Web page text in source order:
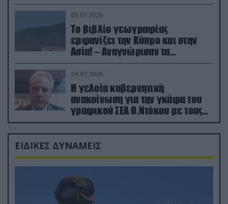
08.07.2026
Το βιβλίο γεωγραφίας
εμφανίζει την Κύπρο και στην
Ασία! – Αναγνώρισαν τα
κατεχόμενα; (φωτο)
04.07.2026
Η γελοία κυβερνητική
ανακοίνωση για την γκάφα του
γραφικού ΣΕΑ Θ.Ντόκου με τους
Ρώσους φαρσέρ
ΕΙΔΙΚΕΣ ΔΥΝΑΜΕΙΣ